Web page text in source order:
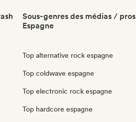
Sous-genres des médias / pros
Espagne
Top alternative rock espagne
Top coldwave espagne
Top electronic rock espagne
Top hardcore espagne